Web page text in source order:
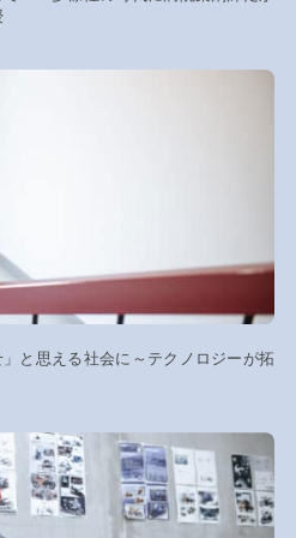
と思える社会に～テクノロジーが拓